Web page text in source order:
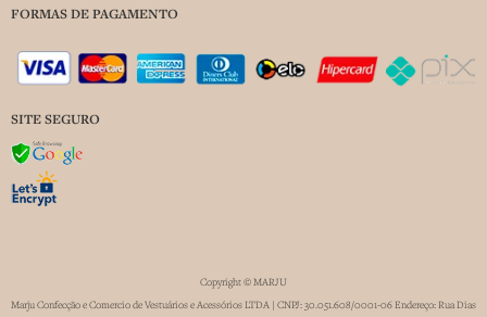
FORMAS DE PAGAMENTO
SITE SEGURO
Copyright © MARJU
Marju Confecção e Comercio de Vestuários e Acessórios LTDA | CNPJ: 30.051.608/0001-06 Endereço: Rua Dias